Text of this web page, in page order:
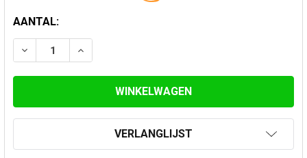
HUIDIGE
VOORRAAD:
AANTAL:
VERLAAG AANTAL VAN BOVENAANSLUITSTUK DW/EW
VERHOOG AANTAL VAN
VERLANGLIJST